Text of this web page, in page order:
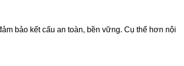
bảo kết cấu an toàn, bền vững. Cụ thể hơn nội